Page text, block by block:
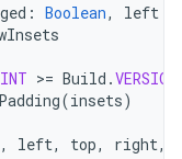
: Boolean, left
>= Build .
(insets)
, left, top, right,